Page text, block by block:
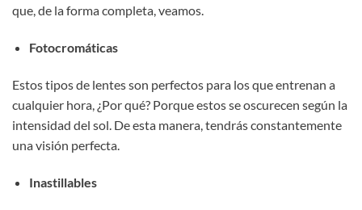
que, de la forma completa, veamos.
Fotocromáticas
Estos tipos de lentes son perfectos para los que entrenan a
cualquier hora, ¿Por qué? Porque estos se oscurecen según la
intensidad del sol. De esta manera, tendrás constantemente
una visión perfecta.
Inastillables